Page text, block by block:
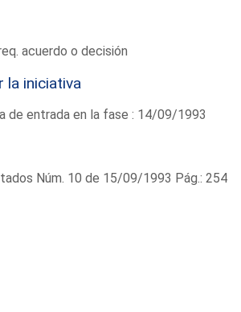
acuerdo o decisión
la iniciativa
de entrada en la fase : 14/09/1993
Núm. 10 de 15/09/1993 Pág.: 254